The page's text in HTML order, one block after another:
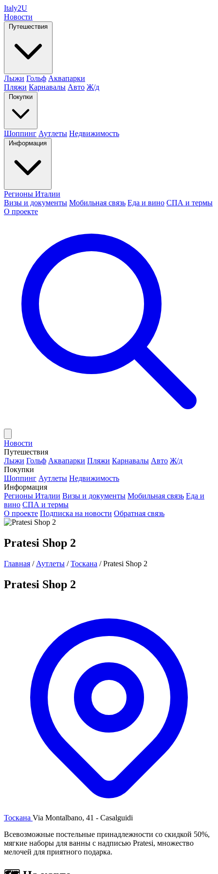
Italy2U
Новости
Путешествия
Лыжи Гольф Аквапарки
Пляжи Карнавалы Авто Ж/д
Покупки
Шоппинг Аутлеты Недвижимость
Информация
Регионы Италии
Визы и документы Мобильная связь Еда и вино СПА и термы
О проекте
Новости
Путешествия
Лыжи Гольф Аквапарки Пляжи Карнавалы Авто Ж/д
Покупки
Шоппинг Аутлеты Недвижимость
Информация
Регионы Италии Визы и документы Мобильная связь Еда и
вино СПА и термы
О проекте Подписка на новости Обратная связь
Pratesi Shop 2
Главная / Аутлеты / Тоскана / Pratesi Shop 2
Pratesi Shop 2
Тоскана Via Montalbano, 41 - Casalguidi
Всевозможные постельные принадлежности со скидкой 50%,
мягкие наборы для ванны с надписью Pratesi, множество
мелочей для приятного подарка.